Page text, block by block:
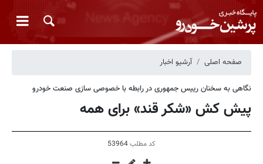
صفحه اصلی آرشیو اخبار
نگاهی به سخنان رییس جمهوری در رابطه با خصوصی سازی صنعت خودرو
پیش کش «شکر قند» برای همه
کد مطلب53964